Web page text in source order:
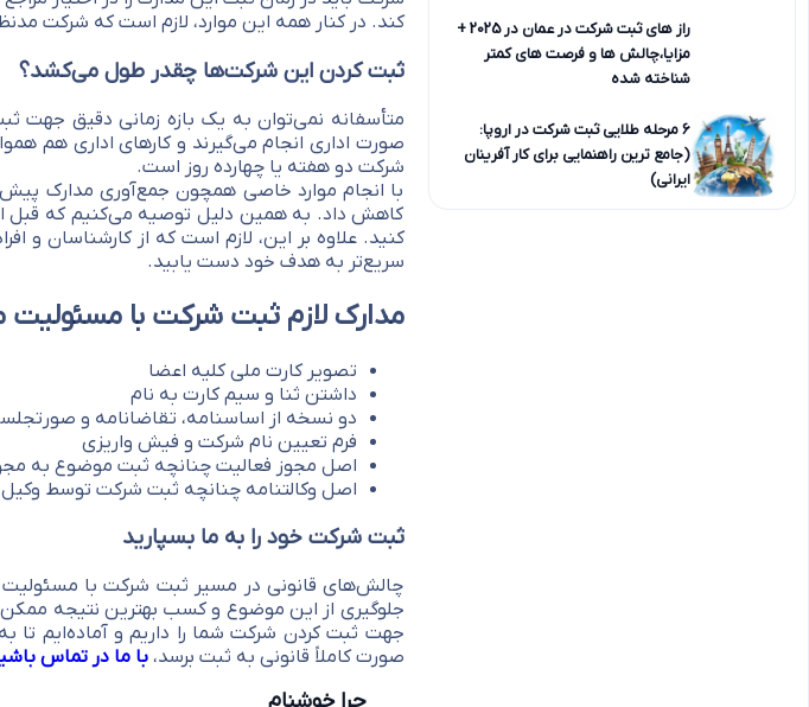
راز های ثبت شرکت در عمان در 2025 +
مزایا،چالش ها و فرصت های کمتر
شناخته شده
6 مرحله طلایی ثبت شرکت در اروپا:
(جامع ترین راهنمایی برای کار آفرینان
ایرانی)
کند. در کنار همه این موارد، لازم است که شرکت
ثبت کردن این شرکت‌ها چقدر طول می‌کشد؟
متأسفانه نمی‌توان به یک بازه زمانی دقیق جهت
صورت اداری انجام می‌گیرند و کارهای اداری هم
شرکت دو هفته یا چهارده روز است.
با انجام موارد خاصی همچون جمع‌آوری مدارک
کاهش داد. به همین دلیل توصیه می‌کنیم که قبل از
کنید. علاوه بر این، لازم است که از کارشناسان و
سریع‌تر به هدف خود دست یابید.
مدارک لازم ثبت شرکت با مسئولیت
تصویر کارت ملی کلیه اعضا
داشتن ثنا و سیم کارت به نام
دو نسخه از اساسنامه، تقاضانامه و
فرم تعیین نام شرکت و فیش واریزی
اصل مجوز فعالیت چنانچه ثبت موضوع به
اصل وکالتنامه چنانچه ثبت شرکت توسط
ثبت شرکت خود را به ما بسپارید
چالش‌های قانونی در مسیر ثبت شرکت با مسئولیت
جلوگیری از این موضوع و کسب بهترین نتیجه ممکن
جهت ثبت کردن شرکت شما را داریم و آماده‌ایم
صورت کاملاً قانونی به ثبت برسد،با ما در تماس